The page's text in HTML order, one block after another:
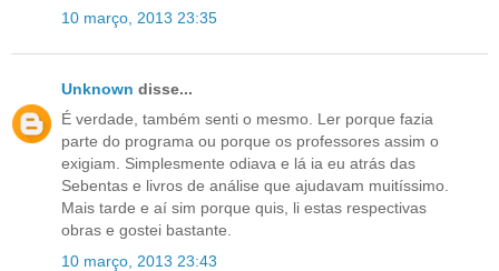
10 março, 2013 23:35
Unknown disse...
É verdade, também senti o mesmo. Ler porque fazia
parte do programa ou porque os professores assim o
exigiam. Simplesmente odiava e lá ia eu atrás das
Sebentas e livros de análise que ajudavam muitíssimo.
Mais tarde e aí sim porque quis, li estas respectivas
obras e gostei bastante.
10 março, 2013 23:43